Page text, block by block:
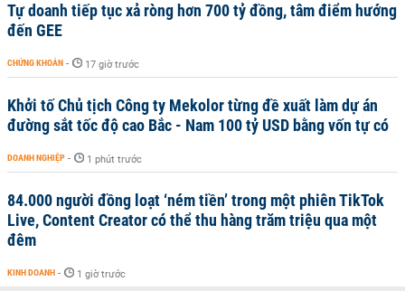
Tự doanh tiếp tục xả ròng hơn 700 tỷ đồng, tâm điểm hướng
đến GEE
CHỨNG KHOÁN - 17 giờ trước
Khởi tố Chủ tịch Công ty Mekolor từng đề xuất làm dự án
đường sắt tốc độ cao Bắc - Nam 100 tỷ USD bằng vốn tự có
DOANH NGHIỆP - 1 phút trước
84.000 người đồng loạt ‘ném tiền’ trong một phiên TikTok
Live, Content Creator có thể thu hàng trăm triệu qua một
đêm
KINH DOANH - 1 giờ trước